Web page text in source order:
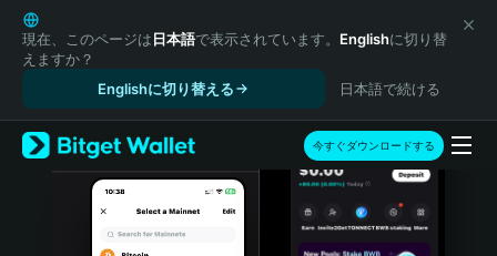
English
日本語
Tiếng Việt
Español (Latinoamérica)
Türkçe
Italiano
現在、このページは日本語で表示されています。 Englishに切り替
えますか？
Englishに切り替える
日本語で続ける
今すぐダウンロードする